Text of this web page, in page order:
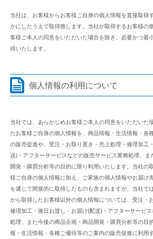
当社は、お客様からお客様ご自身の個人情報を直接取得
かにしたうえで取得致します。当社が取得するお客様の
客様ご本人の同意をいただいた場合を除き、必要かつ最
得いたします。
個人情報の利用について
当社では、あらかじめお客様ご本人の同意をいただいた
たお客様ご自身の個人情報を、商品情報・生活情報・各
の販売促進や、受注・お取り置き・売上処理・修理加工
送)・アフターサービスなどの販売サービス業務処理、ま
開発・購買分析等の目的に限り利用いたします。当社の
様ご自身の個人情報に加え、ご家族の個人情報やお届け
を通じて間接的に取得したものも含まれますが、当社で
から取得したお客様以外の個人情報については、受注・
修理加工・後日お渡し・お届け(配送)・アフターサービ
処理、また今後の商品企画・商品開発・購買分析等の目
報・生活情報・各種ご優待等のご案内の販売促進に利用